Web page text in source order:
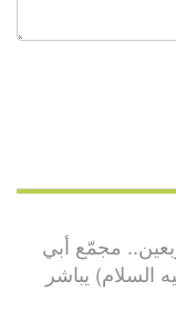
مجمّع أبي
السلام) يباشر